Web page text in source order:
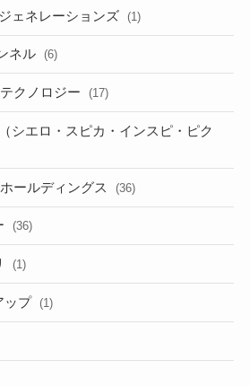
ェネレーションズ (1)
ネル (6)
クノロジー (17)
シエロ・スピカ・インスピ・ピク
ールディングス (36)
(36)
(1)
ップ (1)